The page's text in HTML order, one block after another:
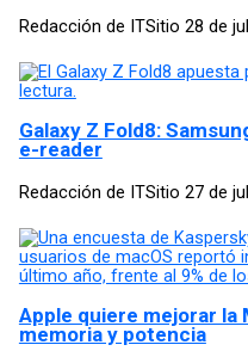
Redacción de ITSitio 28 de
Galaxy Z Fold8:
e-reader
Redacción de ITSitio 27 de
Apple quiere mejorar la
memoria y potencia